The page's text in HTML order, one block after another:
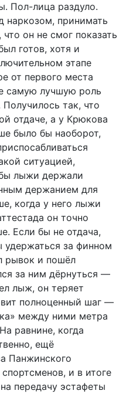
Пол-лица раздуло.
наркозом, принимать
он не смог показать
готов, хотя и
этапе
от первого места
самую лучшую роль
так, что
отдаче, а у Крюкова
было бы наоборот,
ситуацией,
лыжи держали
держанием для
когда у него лыжи
он точно
Если бы не отдача,
удержаться за финном
рывок и пошёл
за ним дёрнуться —
лыж, он теряет
полноценный шаг —
между ними метра
равнине, когда
ещё
Панжинского
и в итоге
передачу эстафеты